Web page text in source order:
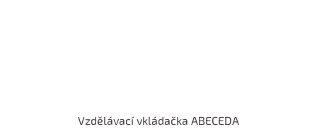
Vzdělávací vkládačka ABECEDA